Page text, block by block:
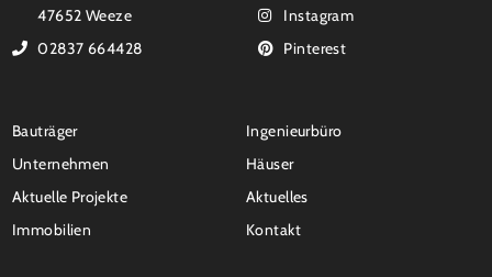
47652 Weeze
02837 664428
Instagram
Pinterest
Bauträger
Ingenieurbüro
Unternehmen
Häuser
Aktuelle Projekte
Aktuelles
Immobilien
Kontakt